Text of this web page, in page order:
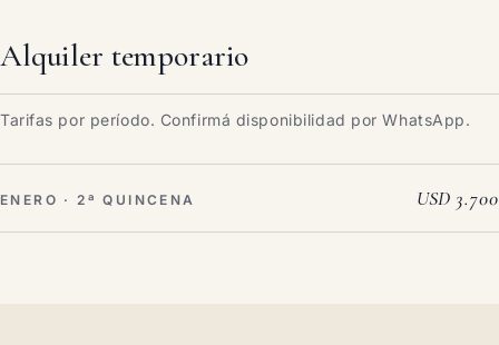
Alquiler temporario
Tarifas por período. Confirmá disponibilidad por WhatsApp.
ENERO · 2ª QUINCENA USD 3.700